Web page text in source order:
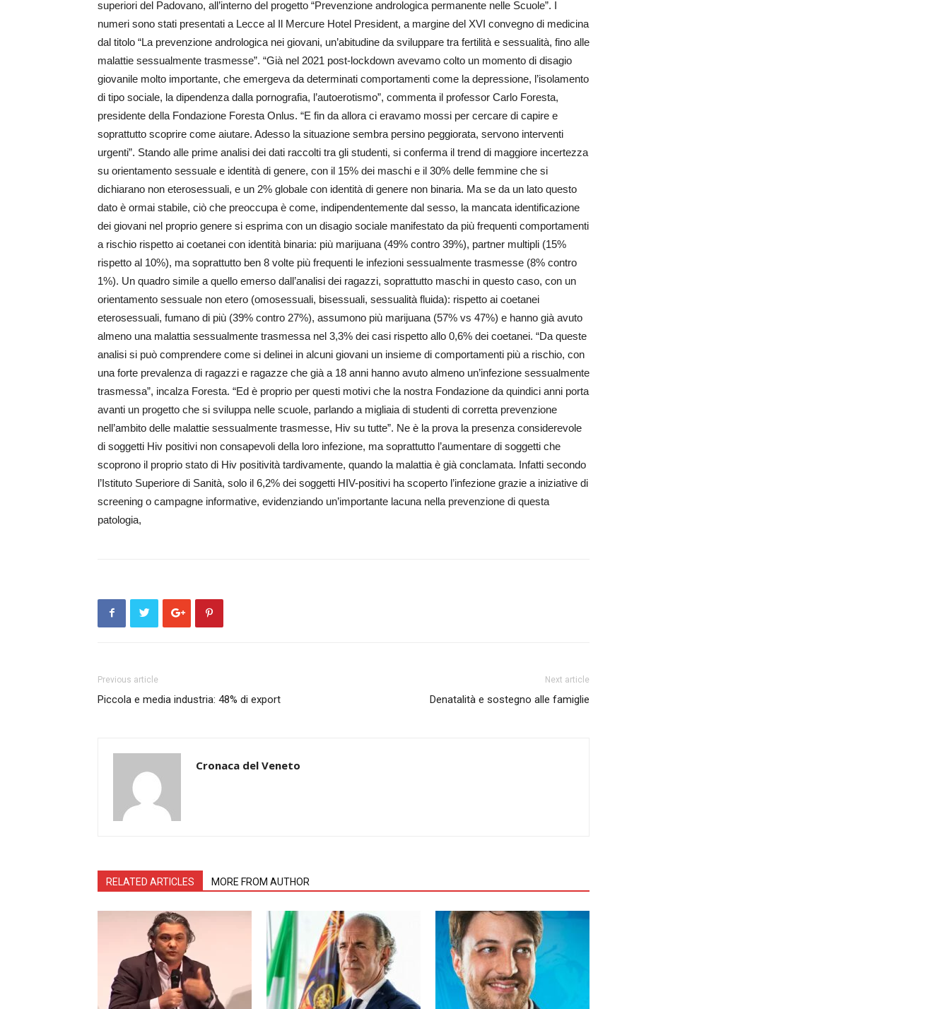
superiori del Padovano, all’interno del progetto “Prevenzione andrologica permanente nelle Scuole”. I
numeri sono stati presentati a Lecce al Il Mercure Hotel President, a margine del XVI convegno di medicina
dal titolo “La prevenzione andrologica nei giovani, un’abitudine da sviluppare tra fertilità e sessualità, fino alle
malattie sessualmente trasmesse”. “Già nel 2021 post-lockdown avevamo colto un momento di disagio
giovanile molto importante, che emergeva da determinati comportamenti come la depressione, l’isolamento
di tipo sociale, la dipendenza dalla pornografia, l’autoerotismo”, commenta il professor Carlo Foresta,
presidente della Fondazione Foresta Onlus. “E fin da allora ci eravamo mossi per cercare di capire e
soprattutto scoprire come aiutare. Adesso la situazione sembra persino peggiorata, servono interventi
urgenti”. Stando alle prime analisi dei dati raccolti tra gli studenti, si conferma il trend di maggiore incertezza
su orientamento sessuale e identità di genere, con il 15% dei maschi e il 30% delle femmine che si
dichiarano non eterosessuali, e un 2% globale con identità di genere non binaria. Ma se da un lato questo
dato è ormai stabile, ciò che preoccupa è come, indipendentemente dal sesso, la mancata identificazione
dei giovani nel proprio genere si esprima con un disagio sociale manifestato da più frequenti comportamenti
a rischio rispetto ai coetanei con identità binaria: più marijuana (49% contro 39%), partner multipli (15%
rispetto al 10%), ma soprattutto ben 8 volte più frequenti le infezioni sessualmente trasmesse (8% contro
1%). Un quadro simile a quello emerso dall’analisi dei ragazzi, soprattutto maschi in questo caso, con un
orientamento sessuale non etero (omosessuali, bisessuali, sessualità fluida): rispetto ai coetanei
eterosessuali, fumano di più (39% contro 27%), assumono più marijuana (57% vs 47%) e hanno già avuto
almeno una malattia sessualmente trasmessa nel 3,3% dei casi rispetto allo 0,6% dei coetanei. “Da queste
analisi si può comprendere come si delinei in alcuni giovani un insieme di comportamenti più a rischio, con
una forte prevalenza di ragazzi e ragazze che già a 18 anni hanno avuto almeno un’infezione sessualmente
trasmessa”, incalza Foresta. “Ed è proprio per questi motivi che la nostra Fondazione da quindici anni porta
avanti un progetto che si sviluppa nelle scuole, parlando a migliaia di studenti di corretta prevenzione
nell’ambito delle malattie sessualmente trasmesse, Hiv su tutte”. Ne è la prova la presenza considerevole
di soggetti Hiv positivi non consapevoli della loro infezione, ma soprattutto l’aumentare di soggetti che
scoprono il proprio stato di Hiv positività tardivamente, quando la malattia è già conclamata. Infatti secondo
l’Istituto Superiore di Sanità, solo il 6,2% dei soggetti HIV-positivi ha scoperto l’infezione grazie a iniziative di
screening o campagne informative, evidenziando un’importante lacuna nella prevenzione di questa
patologia,
Previous article
Piccola e media industria: 48% di export
Next article
Denatalità e sostegno alle famiglie
Cronaca del Veneto
RELATED ARTICLES MORE FROM AUTHOR